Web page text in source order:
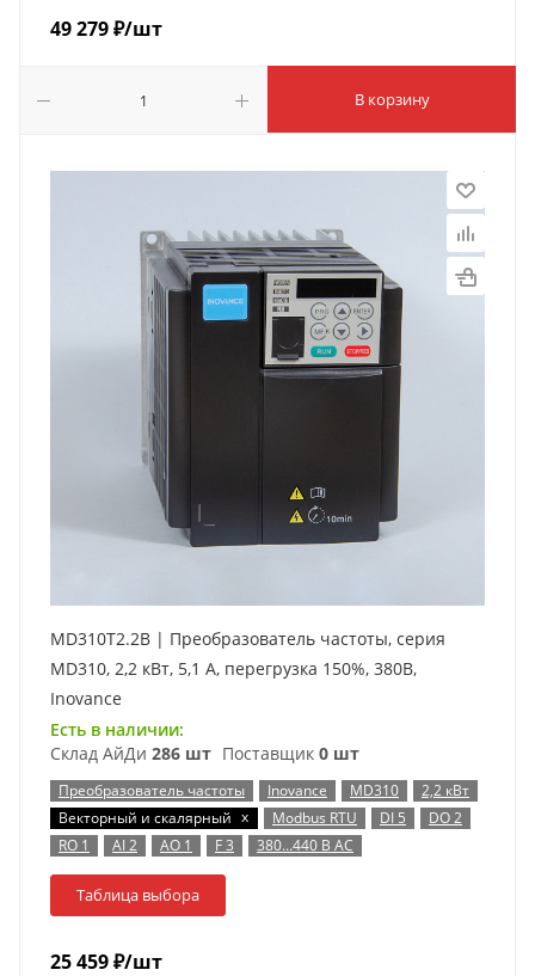
49 279₽/шт
В корзину
MD310T2.2B | Преобразователь частоты, серия
MD310, 2,2 кВт, 5,1 А, перегрузка 150%, 380B,
Inovance
Есть в наличии:
Склад АйДи 286 шт Поставщик 0 шт
Преобразователь частоты Inovance MD310
2,2 кВт
Векторный и скалярный x Modbus RTU DI 5
DO 2
RO 1
AI 2 AO 1 F 3 380…440 В AC
Таблица выбора
25 459₽/шт